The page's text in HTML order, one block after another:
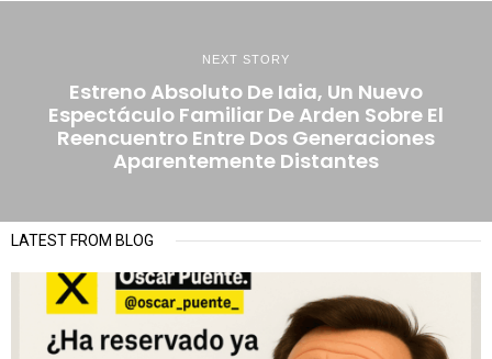
NEXT STORY
Estreno Absoluto De Iaia, Un Nuevo
Espectáculo Familiar De Arden Sobre El
Reencuentro Entre Dos Generaciones
Aparentemente Distantes
LATEST FROM BLOG